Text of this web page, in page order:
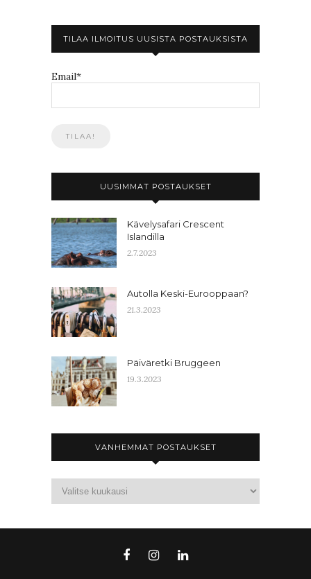
TILAA ILMOITUS UUSISTA POSTAUKSISTA
Email*
UUSIMMAT POSTAUKSET
Kävelysafari Crescent
Islandilla
2.7.2023
Autolla Keski-Eurooppaan?
21.3.2023
Päiväretki Bruggeen
19.3.2023
VANHEMMAT POSTAUKSET